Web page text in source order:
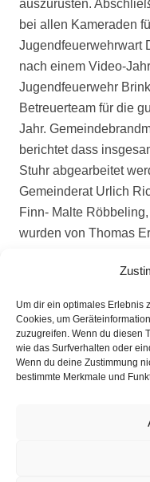
Um dir ein optimales Erlebnis
Cookies, um
zuzugreifen. Wenn du diesen
wie das Surfverhalten oder
Wenn du deine Zustimmung
bestimmte Merkmale und
auszurüsten.
bei allen Kameraden
Jugendfeuerwehrwart
nach einem Video-
Jugendfeuerwehr
Betreuerteam für die
Jahr.
berichtet dass
Stuhr abgearbeitet
Gemeinderat Urlich
Finn- Malte
wurden von Thomas
Wiechmann wurde
beförderte den
anschließend zum
übernahm nach
die Ehrungen von,
Jahre Mitgliedschaft